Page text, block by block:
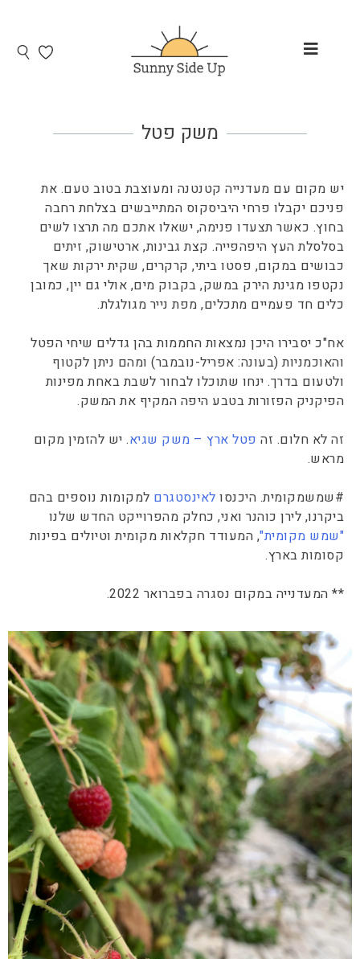
משק פטל
יש מקום עם מעדנייה קטנטנה ומעוצבת בטוב טעם. את
פניכם יקבלו פרחי היביסקוס המתייבשים בצלחת רחבה
בחוץ. כאשר תצעדו פנימה, ישאלו אתכם מה תרצו לשים
בסלסלת העץ היפהפייה. קצת גבינות, ארטישוק, זיתים
כבושים במקום, פסטו ביתי, קרקרים, שקית ירקות שאך
נקטפו מגינת הירק במשק, בקבוק מים, אולי גם יין, כמובן
כלים חד פעמיים מתכלים, מפת נייר מגולגלת.
אח"כ יסבירו היכן נמצאות החממות בהן גדלים שיחי הפטל
והאוכמניות (בעונה: אפריל-נובמבר) ומהם ניתן לקטוף
ולטעום בדרך. ינחו שתוכלו לבחור לשבת באחת מפינות
הפיקניק הפזורות בטבע היפה המקיף את המשק.
זה לא חלום. זה פטל ארץ – משק שגיא. יש להזמין מקום
מראש.
#שמשמקומית. היכנסו לאינסטגרם למקומות נוספים בהם
ביקרנו, לירן כוהנר ואני, כחלק מהפרוייקט החדש שלנו
"שמש מקומית", המעודד חקלאות מקומית וטיולים בפינות
קסומות בארץ.
** המעדנייה במקום נסגרה בפברואר 2022.